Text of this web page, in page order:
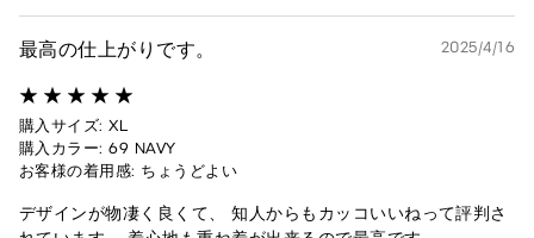
最高の仕上がりです。 2025/4/16
購入サイズ: XL
購入カラー: 69 NAVY
お客様の着用感: ちょうどよい
デザインが物凄く良くて、 知人からもカッコいいねって評判さ